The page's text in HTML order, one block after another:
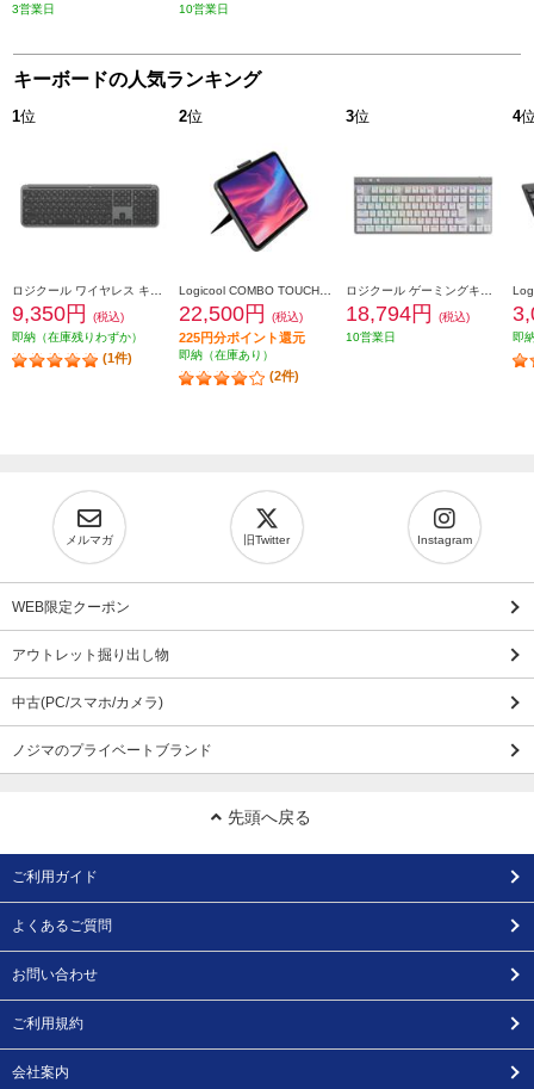
3営業日 10営業日
キーボードの人気ランキング
1位
9,350円
(税込)
即納（在庫残りわずか）
(1件)
2位
22,500円 (税込)
225円分ポイント還元
即納（在庫あり）
(2件)
3位
18,794円
(税込)
10営業日
4
即
メルマガ 旧Twitter Instagram
WEB限定クーポン
アウトレット掘り出し物
中古(PC/スマホ/カメラ)
ノジマのプライベートブランド
先頭へ戻る
ご利用ガイド
よくあるご質問
お問い合わせ
ご利用規約
会社案内